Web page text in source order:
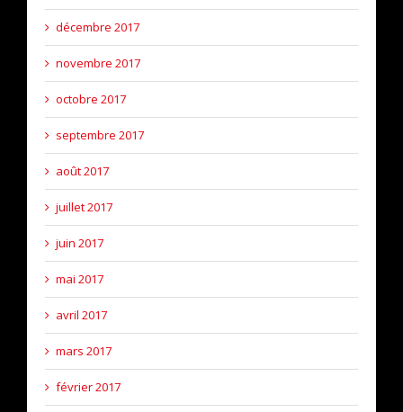
décembre 2017
novembre 2017
octobre 2017
septembre 2017
août 2017
juillet 2017
juin 2017
mai 2017
avril 2017
mars 2017
février 2017